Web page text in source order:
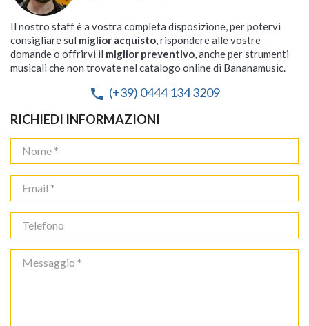
Il nostro staff è a vostra completa disposizione, per potervi
consigliare sul miglior acquisto, rispondere alle vostre
domande o offrirvi il miglior preventivo, anche per strumenti
musicali che non trovate nel catalogo online di Bananamusic.
phone (+39) 0444 134 3209
RICHIEDI INFORMAZIONI